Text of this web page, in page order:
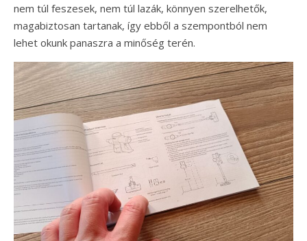
nem túl feszesek, nem túl lazák, könnyen szerelhetők,
magabiztosan tartanak, így ebből a szempontból nem
lehet okunk panaszra a minőség terén.